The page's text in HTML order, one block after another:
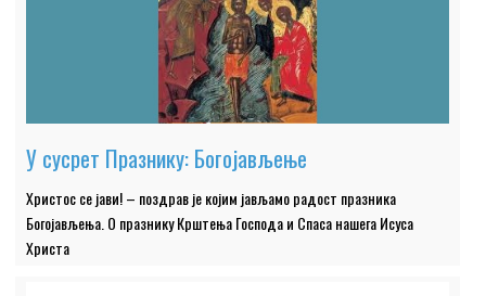
У сусрет Празнику: Богојављење
Христос се јави! – поздрав је којим јављамо радост празника
Богојављења. О празнику Крштења Господа и Спаса нашега Исуса
Христа